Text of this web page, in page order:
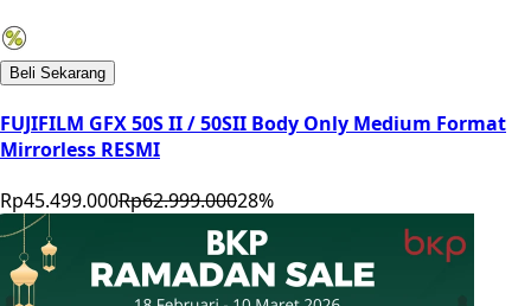
Beli Sekarang
FUJIFILM GFX 50S II / 50SII Body Only Medium Format
Mirrorless RESMI
Rp45.499.000Rp62.999.00028%